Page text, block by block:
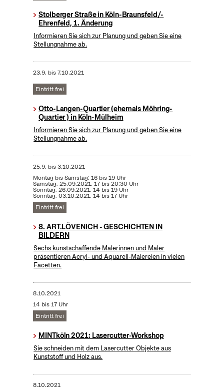
Stolberger Straße in Köln-Braunsfeld/-
Ehrenfeld, 1. Änderung
Informieren Sie sich zur Planung und geben Sie eine
Stellungnahme ab.
23.9. bis7.10.2021
Eintritt frei
Otto-Langen-Quartier (ehemals Möhring-
Quartier ) in Köln-Mülheim
Informieren Sie sich zur Planung und geben Sie eine
Stellungnahme ab.
25.9. bis3.10.2021
Montag bis Samstag: 16 bis 19 Uhr
Samstag, 25.09.2021, 17 bis 20:30 Uhr
Sonntag, 26.09.2021, 14 bis 19 Uhr
Sonntag, 03.10.2021, 14 bis 17 Uhr
Eintritt frei
8. ART.LÖVENICH - GESCHICHTEN IN
BILDERN
Sechs kunstschaffende Malerinnen und Maler
präsentieren Acryl- und Aquarell-Malereien in vielen
Facetten.
8.10.2021
14 bis 17 Uhr
Eintritt frei
MINTköln 2021: Lasercutter-Workshop
Sie schneiden mit dem Lasercutter Objekte aus
Kunststoff und Holz aus.
8.10.2021